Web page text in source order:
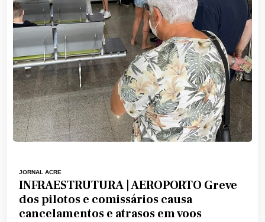
JORNAL ACRE
INFRAESTRUTURA | AEROPORTO Greve
dos pilotos e comissários causa
cancelamentos e atrasos em voos